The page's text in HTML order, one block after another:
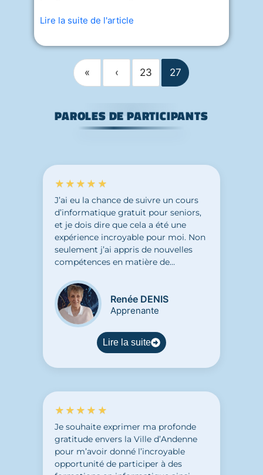
Lire la suite de l'article
« ‹ 23 27
PAROLES DE PARTICIPANTS
★★★★★
J’ai eu la chance de suivre un cours
d’informatique gratuit pour seniors,
et je dois dire que cela a été une
expérience incroyable pour moi. Non
seulement j’ai appris de nouvelles
compétences en matière de
découvert un don caché en moi. Ce
cours m’a permis de m’ouvrir à de
nouvelles possibilités et de découvrir
de nouveaux horizons. J’ai pu accéder
à un atelier créatif grâce aux
compétences acquises en
chaleureusement Yahya pour la
qualité de son enseignement. Il est
doté d’une grande expertise et d’une
grande passion pour la technologie. Il
a su me donner les outils nécessaires
pour découvrir mes talents cachés
Renée DENIS
Apprenante
Lire la suite
★★★★★
Je souhaite exprimer ma profonde
gratitude envers la Ville d’Andenne
pour m’avoir donné l’incroyable
opportunité de participer à des